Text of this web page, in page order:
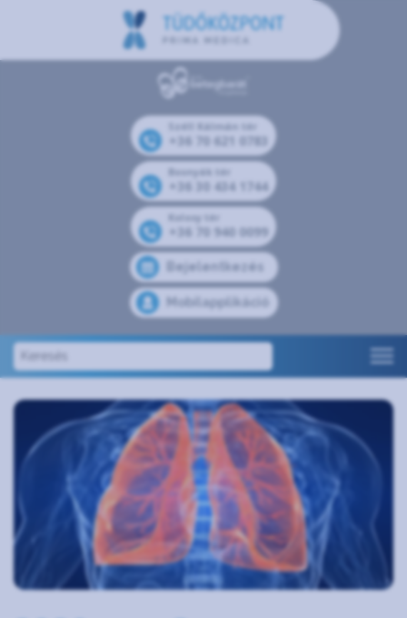
Széll Kálmán tér
+36 70 621 0783
Bosnyák tér
+36 30 434 1744
Kolosy tér
+36 70 940 0099
Bejelentkezés
Mobilapplikáció